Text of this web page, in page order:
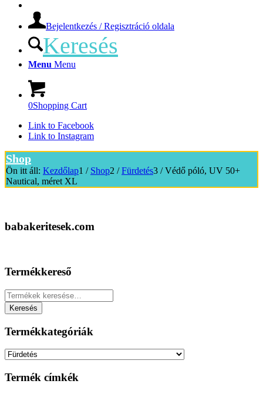
Bejelentkezés / Regisztráció oldala
Keresés
Menu Menu
0Shopping Cart
Link to Facebook
Link to Instagram
Shop
Ön itt áll: Kezdőlap1 / Shop2 / Fürdetés3 / Védő póló, UV 50+
Nautical, méret XL
babakeritesek.com
Termékkereső
Keresés
a
következőre:
Keresés
Termékkategóriák
Termék címkék